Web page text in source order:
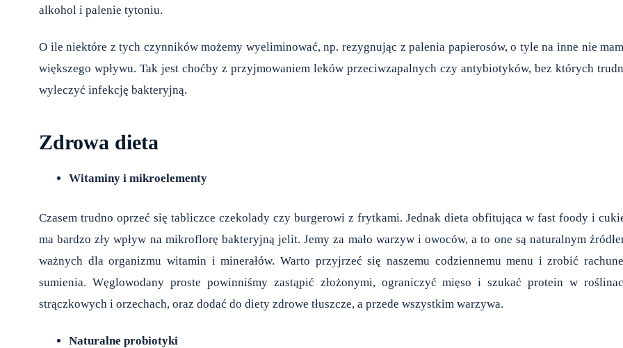
alkohol i palenie tytoniu.
O ile niektóre z tych czynników możemy wyeliminować, np. rezygnując z palenia papierosów, o tyle na inne nie
większego wpływu. Tak jest choćby z przyjmowaniem leków przeciwzapalnych czy antybiotyków, bez których
wyleczyć infekcję bakteryjną.
Zdrowa dieta
Witaminy i mikroelementy
Czasem trudno oprzeć się tabliczce czekolady czy burgerowi z frytkami. Jednak dieta obfitująca w fast foody i
ma bardzo zły wpływ na mikroflorę bakteryjną jelit. Jemy za mało warzyw i owoców, a to one są naturalnym
ważnych dla organizmu witamin i minerałów. Warto przyjrzeć się naszemu codziennemu menu i zrobić
sumienia. Węglowodany proste powinniśmy zastąpić złożonymi, ograniczyć mięso i szukać protein w
strączkowych i orzechach, oraz dodać do diety zdrowe tłuszcze, a przede wszystkim warzywa.
Naturalne probiotyki